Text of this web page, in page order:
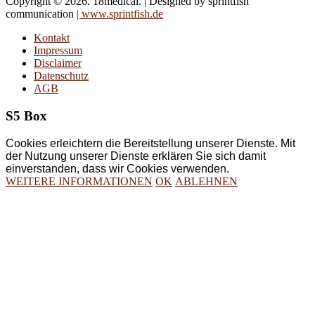
communication | www.sprintfish.de
Kontakt
Impressum
Disclaimer
Datenschutz
AGB
S5 Box
Cookies erleichtern die Bereitstellung unserer Dienste. Mit
der Nutzung unserer Dienste erklären Sie sich damit
einverstanden, dass wir Cookies verwenden.
WEITERE INFORMATIONEN OK ABLEHNEN